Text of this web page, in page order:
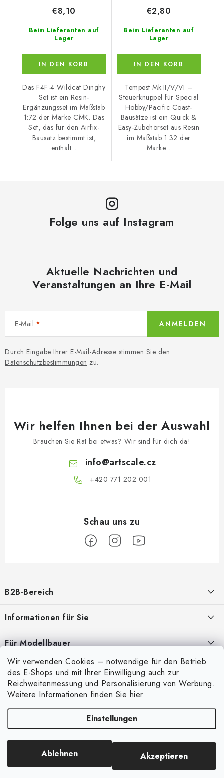
Wir verwenden Cookies – notwendige für den Betrieb
des E-Shops und mit Ihrer Einwilligung auch zur
Reichweitenmessung und Personalisierung von Werbung.
Weitere Informationen finden Sie hier.
Einstellungen
Ablehnen Akzeptieren
Beim Lieferanten auf
Lager
€8,10
IN DEN KORB
Das F4F-4 Wildcat Dinghy
Set ist ein Resin-
Ergänzungsset im Maßstab
1:72 der Marke CMK. Das
Set, das für den Airfix-
Bausatz bestimmt ist,
enthält...
Beim Lieferanten auf
Lager
€2,80
IN DEN KORB
Tempest Mk.II/V/VI –
Steuerknüppel für Special
Hobby/Pacific Coast-
Bausätze ist ein Quick &
Easy-Zubehörset aus Resin
im Maßstab 1:32 der
Marke...
Folge uns auf Instagram
Aktuelle Nachrichten und
Veranstaltungen an Ihre E-Mail
E-Mail
Durch Eingabe Ihrer E-Mail-Adresse stimmen Sie den
Datenschutzbestimmungen zu.
ANMELDEN
Wir helfen Ihnen bei der Auswahl
Brauchen Sie Rat bei etwas? Wir sind für dich da!
info@artscale.cz
+420 771 202 001​
ß
z
e
i
l
B2B-Bereich
Geschäftspartner, die Bereitstellung geeigneter Dienstleistungen und
ANMELDUNG
Informationen für Sie
Über uns
Meine Bestellung
Kontakte
Versand und Bezahlung
Bedingungen und Konditionen
Datenschutzbestimmungen
Beschwerdeverfahren
Großhandel
Für Modellbauer
Modellfarben-Umrechner
Art Scale Modellbau-Glossar
Persönliche Abholung in Liberec
Facebook-Gruppe ASK Builders
Mein Konto
Anmelden
Registrierung
Bestellhistorie
. Alle Rechte vorbehalten.